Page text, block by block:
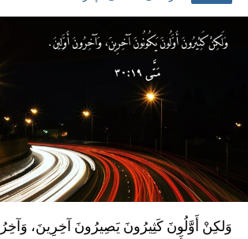
وَلكِنْ أَوَّلُونَ كَثِيرُونَ يَصِيرُونَ آخِرِينَ،